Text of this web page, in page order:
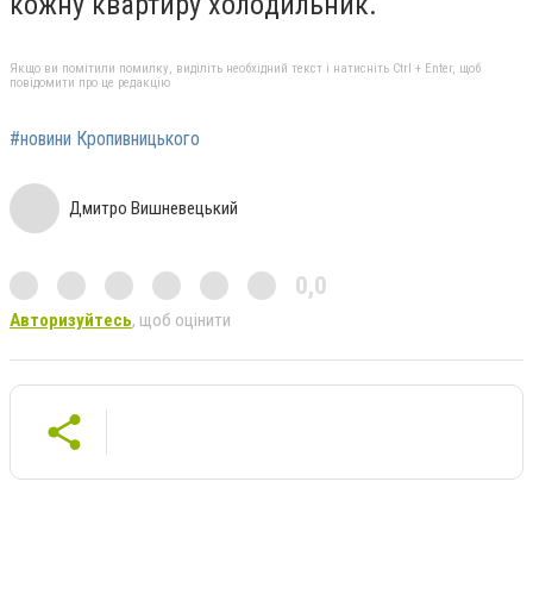
Якщо ви помітили помилку, виділіть необхідний текст і натисніть Ctrl + Enter, щоб
повідомити про це редакцію
#новини Кропивницького
Дмитро Вишневецький
0,0
Авторизуйтесь, щоб оцінити